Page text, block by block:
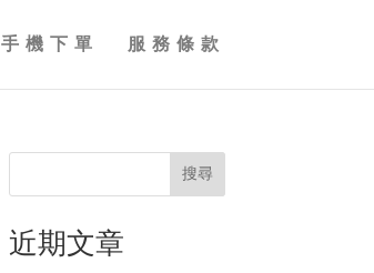
手機下單 服務條款
搜尋
近期文章